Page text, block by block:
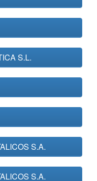
S.L.
S.A.
S.A.